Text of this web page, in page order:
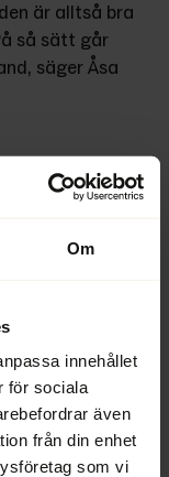
Om
innehållet
för sociala
även
från din enhet
som vi
är alltså bra
så sätt går
säger Åsa
håller
har ett nära
en stor
på våra
Mat
våra liv och